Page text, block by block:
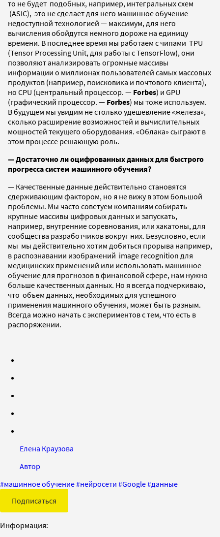
то не будет подобных, например, интегральных схем
(ASIC), это не сделает для него машинное обучение
недоступной технологией — максимум, для него
вычисления обойдутся немного дороже на единицу
времени. В последнее время мы работаем с чипами TPU
(Tensor Processing Unit, для работы с TensorFlow), они
позволяют анализировать огромные массивы
информации о миллионах пользователей самых массовых
продуктов (например, поисковика и почтового клиента),
но CPU (центральный процессор. — Forbes) и GPU
(графический процессор. — Forbes) мы тоже используем.
В будущем мы увидим не столько удешевление «железа»,
сколько расширение возможностей и вычислительных
мощностей текущего оборудования. «Облака» сыграют в
этом процессе решающую роль.
—Достаточно ли оцифрованных данных для быстрого
прогресса систем машинного обучения?
— Качественные данные действительно становятся
сдерживающим фактором, но я не вижу в этом большой
проблемы. Мы часто советуем компаниям собирать
крупные массивы цифровых данных и запускать,
например, внутренние соревнования, или хакатоны, для
сообщества разработчиков вокруг них. Безусловно, если
мы мы действительно хотим добиться прорыва например,
в распознавании изображений image recognition для
медицинских применений или использовать машинное
обучение для прогнозов в финансовой сфере, нам нужно
больше качественных данных. Но я всегда подчеркиваю,
что объем данных, необходимых для успешного
применения машинного обучения, может быть разным.
Всегда можно начать с экспериментов с тем, что есть в
распоряжении.
Елена Краузова
Автор
#машинное обучение#нейросети #Google#данные
Подписаться
Информация: